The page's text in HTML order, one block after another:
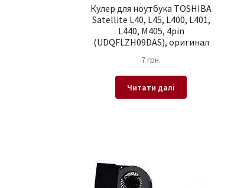
Кулер для ноутбука TOSHIBA
Satellite L40, L45, L400, L401,
L440, M405, 4pin
(UDQFLZH09DAS), оригинал
7грн.
Читати далі